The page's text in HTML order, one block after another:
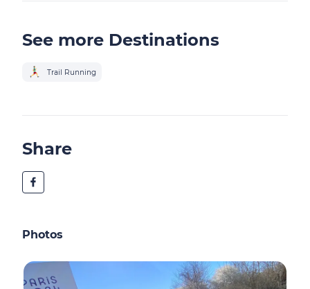
See more Destinations
Trail Running
Share
Photos